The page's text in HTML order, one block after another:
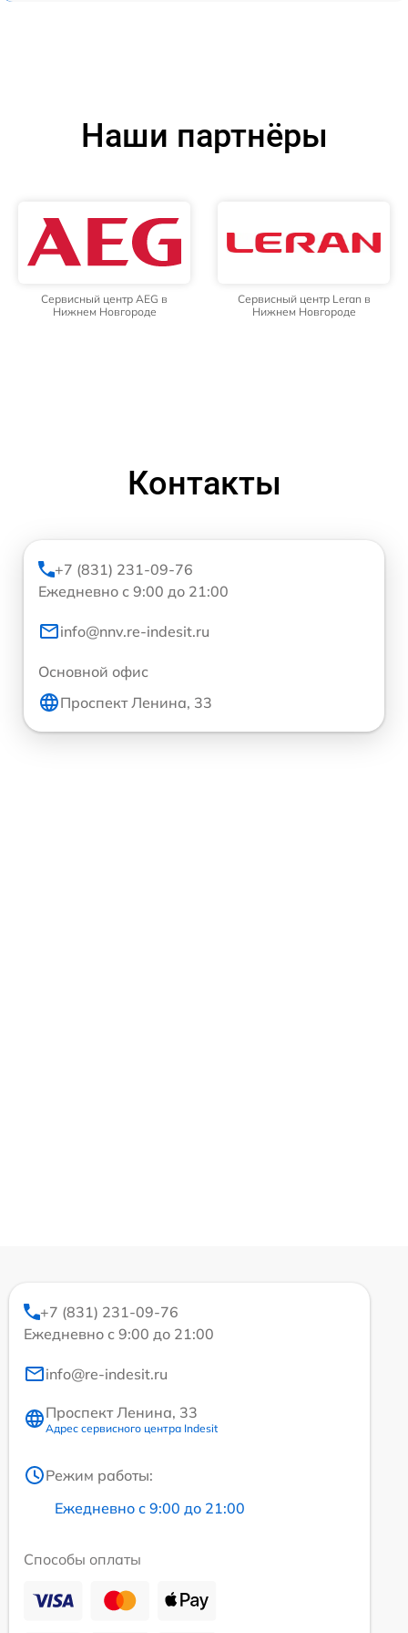
Наши партнёры
Сервисный центр AEG в
Нижнем Новгороде
Сервисный центр Leran в
Нижнем Новгороде
Контакты
+7 (831) 231-09-76
Ежедневно с 9:00 до 21:00
info@nnv.re-indesit.ru
Основной офис
Проспект Ленина, 33
+7 (831) 231-09-76
Ежедневно с 9:00 до 21:00
info@re-indesit.ru
Проспект Ленина, 33
Адрес сервисного центра Indesit
Режим работы:
Ежедневно с 9:00 до 21:00
Способы оплаты